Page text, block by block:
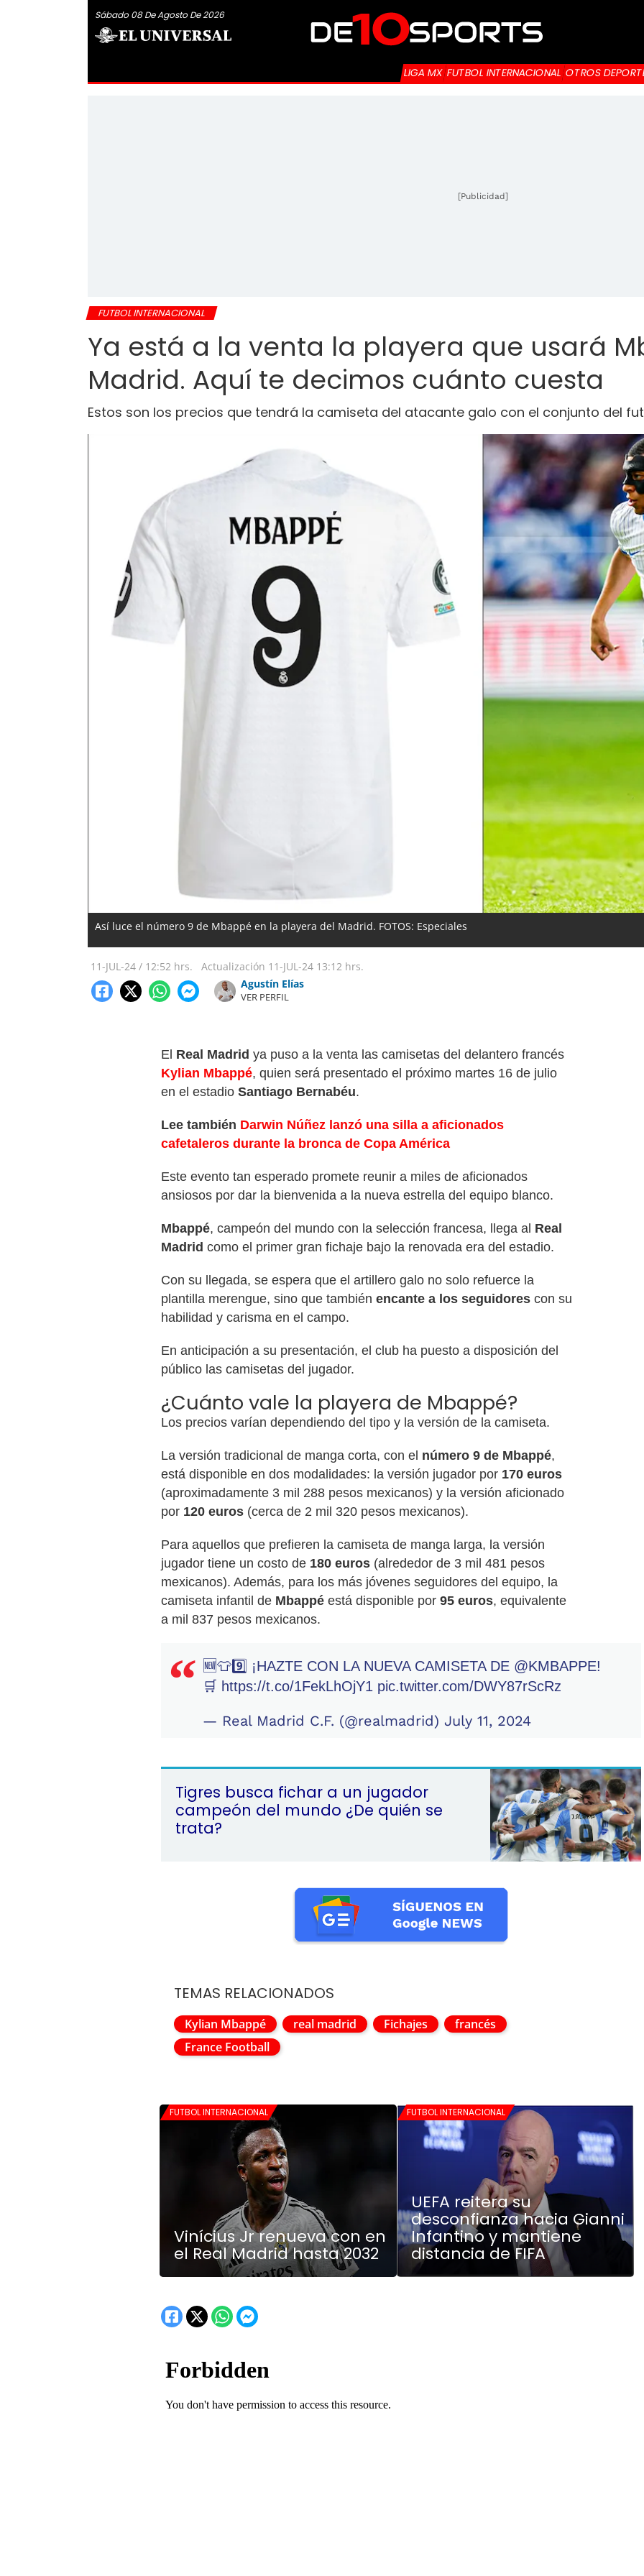
Sábado 08 De Agosto De 2026
LIGA MX FUTBOL INTERNACIONAL OTROS
[Publicidad]
FUTBOL INTERNACIONAL
Ya está a la venta la playera que usará
Madrid. Aquí te decimos cuánto cuesta
Estos son los precios que tendrá la camiseta del atacante galo con el conjunto del
Así luce el número 9 de Mbappé en la playera del Madrid. FOTOS: Especiales
11-JUL-24 / 12:52 hrs. Actualización 11-JUL-24 13:12 hrs.
Agustín Elías
VER PERFIL
El Real Madrid ya puso a la venta las camisetas del delantero francés
Kylian Mbappé, quien será presentado el próximo martes 16 de julio
en el estadio Santiago Bernabéu.
Lee también Darwin Núñez lanzó una silla a aficionados
cafetaleros durante la bronca de Copa América
Este evento tan esperado promete reunir a miles de aficionados
ansiosos por dar la bienvenida a la nueva estrella del equipo blanco.
Mbappé, campeón del mundo con la selección francesa, llega al Real
Madrid como el primer gran fichaje bajo la renovada era del estadio.
Con su llegada, se espera que el artillero galo no solo refuerce la
plantilla merengue, sino que también encante a los seguidores con su
habilidad y carisma en el campo.
En anticipación a su presentación, el club ha puesto a disposición del
público las camisetas del jugador.
¿Cuánto vale la playera de Mbappé?
Los precios varían dependiendo del tipo y la versión de la camiseta.
La versión tradicional de manga corta, con el número 9 de Mbappé,
está disponible en dos modalidades: la versión jugador por 170 euros
(aproximadamente 3 mil 288 pesos mexicanos) y la versión aficionado
por 120 euros (cerca de 2 mil 320 pesos mexicanos).
Para aquellos que prefieren la camiseta de manga larga, la versión
jugador tiene un costo de 180 euros (alrededor de 3 mil 481 pesos
mexicanos). Además, para los más jóvenes seguidores del equipo, la
camiseta infantil de Mbappé está disponible por 95 euros, equivalente
a mil 837 pesos mexicanos.
🆕👕9️⃣ ¡HAZTE CON LA NUEVA CAMISETA DE @KMBAPPE!
🛒 https://t.co/1FekLhOjY1 pic.twitter.com/DWY87rScRz
— Real Madrid C.F. (@realmadrid) July 11, 2024
Tigres busca fichar a un jugador
campeón del mundo ¿De quién se
trata?
TEMAS RELACIONADOS
Kylian Mbappé real madrid Fichajes
francés
France Football
FUTBOL INTERNACIONAL
Vinícius Jr renueva con en
el Real Madrid hasta 2032
FUTBOL INTERNACIONAL
UEFA reitera su
desconfianza hacia Gianni
Infantino y mantiene
distancia de FIFA